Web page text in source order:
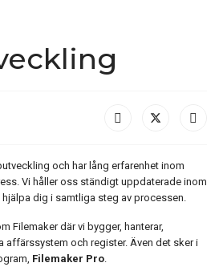
och har lång erfarenhet inom
Vi håller oss ständigt uppdaterade inom
dig i samtliga steg av processen.
Filemaker där vi bygger, hanterar,
affärssystem och register. Även det sker i
Filemaker Pro.